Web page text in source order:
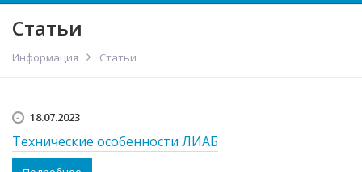
Статьи
Информация Статьи
18.07.2023
Технические особенности ЛИАБ